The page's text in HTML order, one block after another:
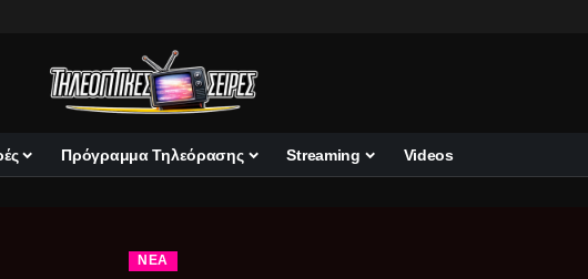
Πρόγραμμα Τηλεόρασης Streaming Videos
ΝΈΑ